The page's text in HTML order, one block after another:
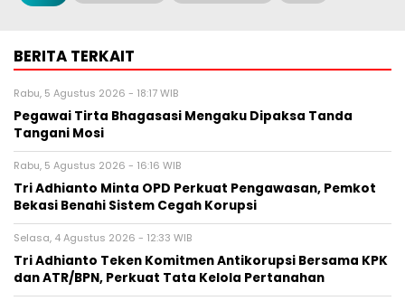
BERITA TERKAIT
Rabu, 5 Agustus 2026 - 18:17 WIB
Pegawai Tirta Bhagasasi Mengaku Dipaksa Tanda
Tangani Mosi
Rabu, 5 Agustus 2026 - 16:16 WIB
Tri Adhianto Minta OPD Perkuat Pengawasan, Pemkot
Bekasi Benahi Sistem Cegah Korupsi
Selasa, 4 Agustus 2026 - 12:33 WIB
Tri Adhianto Teken Komitmen Antikorupsi Bersama KPK
dan ATR/BPN, Perkuat Tata Kelola Pertanahan